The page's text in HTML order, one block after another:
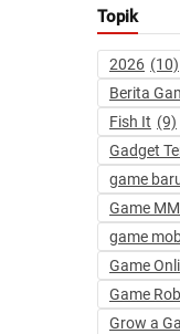
Topik
2026 (10)
Berita
Fish It (9)
Gadget
game
Game
game
Game
Game
Grow a